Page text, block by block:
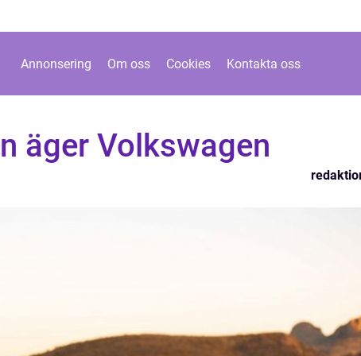
Annonsering Om oss Cookies Kontakta oss
äger Volkswagen